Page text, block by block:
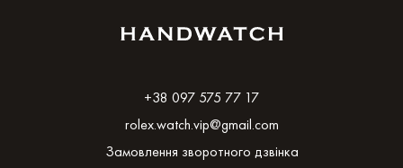
+38 097 575 77 17
rolex.watch.vip@gmail.com
Замовлення зворотного дзвінка